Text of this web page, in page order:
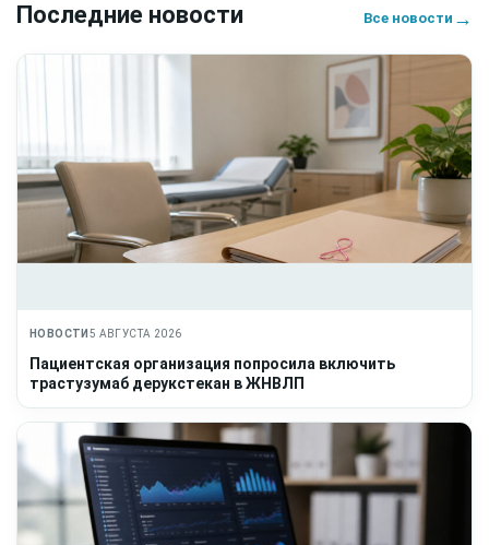
Последние новости Все новости →
НОВОСТИ 5 АВГУСТА 2026
Пациентская организация попросила включить
трастузумаб дерукстекан в ЖНВЛП